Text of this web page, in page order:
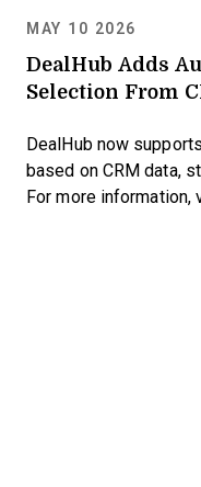
MAY 10 2026
DealHub Adds
Selection From
DealHub now
based on CRM data,
For more information,